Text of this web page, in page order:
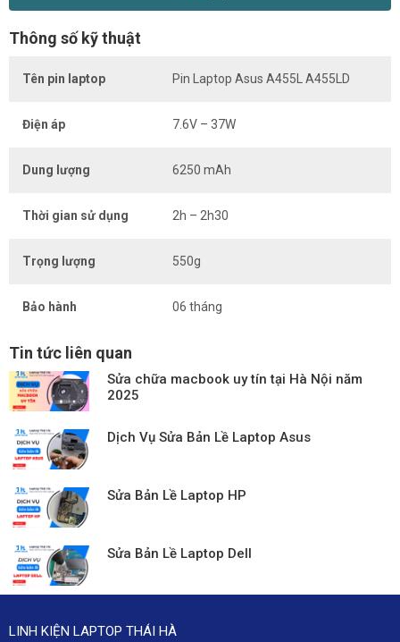
Thông số kỹ thuật
Tên pin laptop Pin Laptop Asus A455L A455LD
Điện áp 7.6V – 37W
Dung lượng 6250 mAh
Thời gian sử dụng 2h – 2h30
Trọng lượng 550g
Bảo hành 06 tháng
Tin tức liên quan
Sửa chữa macbook uy tín tại Hà Nội năm
2025
Dịch Vụ Sửa Bản Lề Laptop Asus
Sửa Bản Lề Laptop HP
Sửa Bản Lề Laptop Dell
LINH KIỆN LAPTOP THÁI HÀ